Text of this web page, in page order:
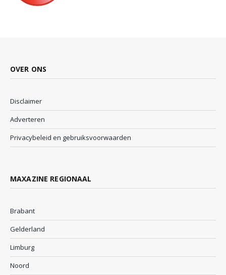
OVER ONS
Disclaimer
Adverteren
Privacybeleid en gebruiksvoorwaarden
MAXAZINE REGIONAAL
Brabant
Gelderland
Limburg
Noord